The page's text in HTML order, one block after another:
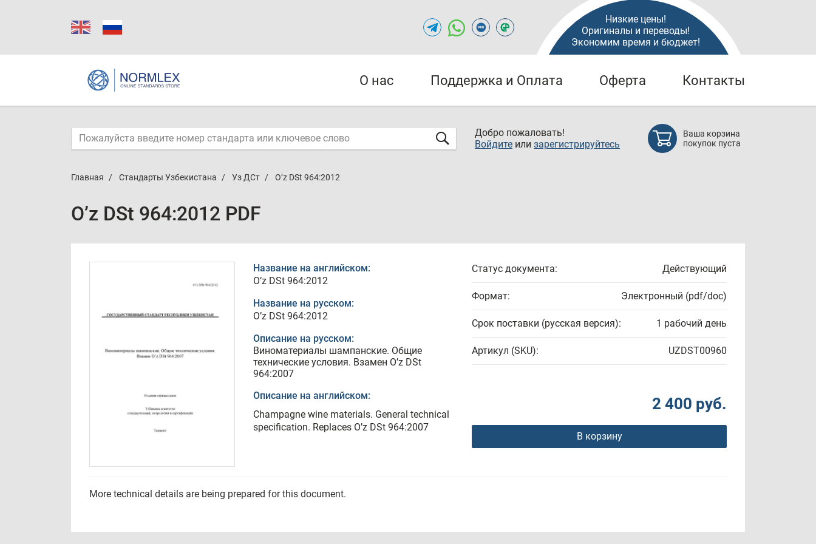
Низкие цены!
Оригиналы и переводы!
Экономим время и бюджет!
О нас Поддержка и Оплата Оферта Контакты
Добро пожаловать!
Войдите или зарегистрируйтесь
Ваша корзина
покупок пуста
Главная Стандарты Узбекистана Уз ДСт O’z DSt 964:2012
O’z DSt 964:2012 PDF
Название на английском:
O’z DSt 964:2012
Название на русском:
O’z DSt 964:2012
Описание на русском:
Виноматериалы шампанские. Общие
технические условия. Взамен O’z DSt
964:2007
Описание на английском:
Champagne wine materials. General technical
specification. Replaces O’z DSt 964:2007
Статус документа: Действующий
Формат: Электронный (pdf/doc)
Срок поставки (русская версия): 1 рабочий день
Артикул (SKU): UZDST00960
2 400 руб.
В корзину
More technical details are being prepared for this document.